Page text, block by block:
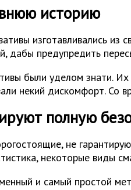
историю
изготавливались
дабы предупредить
были уделом знати.
некий дискомфорт. Со
полную
не
некоторые виды
и самый простой